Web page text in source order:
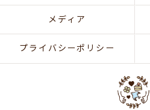
メディア
プライバシーポリシー